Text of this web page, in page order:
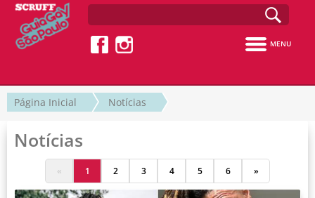
MENU
Página Inicial Notícias
Notícias
« 1 2 3 4 5 6 »